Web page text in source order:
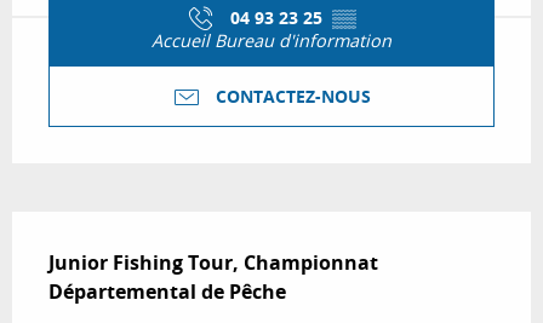
04 93 23 25 ▒▒
Accueil Bureau d'information
CONTACTEZ-NOUS
Junior Fishing Tour, Championnat
Départemental de Pêche